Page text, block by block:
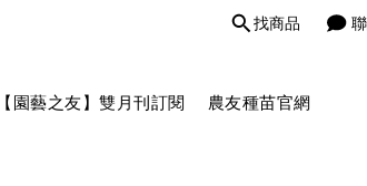
找商品
【園藝之友】雙月刊訂閱 農友種苗官網